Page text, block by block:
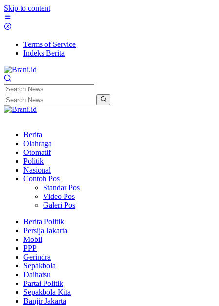
Skip to content
Terms of Service
Indeks Berita
Berita
Olahraga
Otomatif
Politik
Nasional
Contoh Pos
Standar Pos
Video Pos
Galeri Pos
Berita Politik
Persija Jakarta
Mobil
PPP
Gerindra
Sepakbola
Daihatsu
Partai Politik
Sepakbola Kita
Banjir Jakarta